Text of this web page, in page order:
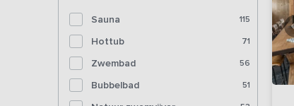
Sauna 115
Hottub 71
Zwembad 56
Bubbelbad 51